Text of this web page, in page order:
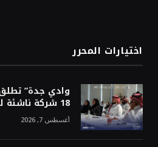
اختيارات المحرر
وادي جدة”
18 شركة ناشئة للاستثمار والاحتضان
أغسطس 7, 2026